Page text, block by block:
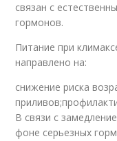
связан с
гормонов.
Питание при
направлено на:
снижение риска
В связи с
фоне серьезных